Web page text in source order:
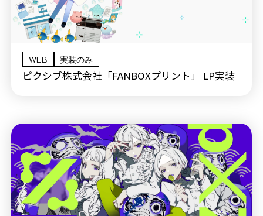
WEB 実装のみ
ピクシブ株式会社「FANBOXプリント」 LP実装